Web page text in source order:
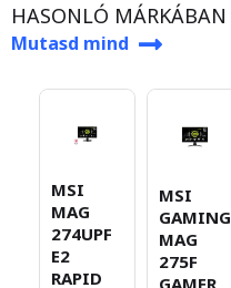
HASONLÓ MÁRKÁBAN
Mutasd mind
MSI
MAG
274UPF
E2
RAPID
MSI
GAMING
MAG
275F
GAMER